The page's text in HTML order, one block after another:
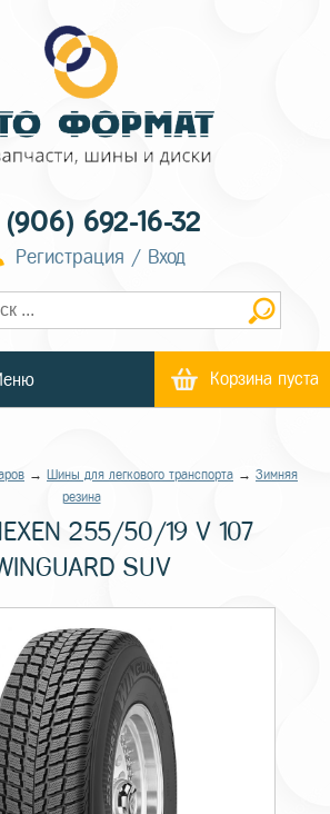
(906) 692-16-32
Регистрация / Вход
Корзина пуста
→ Шины для легкового транспорта → Зимняя
резина
255/50/19 V 107
SUV